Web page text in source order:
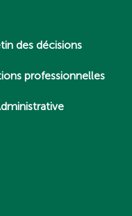
des décisions
professionnelles